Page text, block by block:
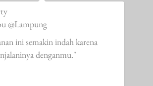
@Lampung
ini semakin indah karena
denganmu."